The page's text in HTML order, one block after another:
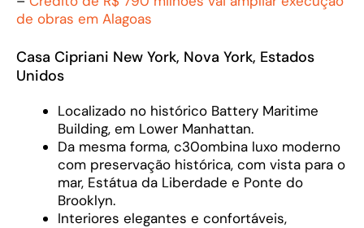
de obras em Alagoas
Casa Cipriani New York, Nova York, Estados
Unidos
Localizado no histórico Battery Maritime
Building, em Lower Manhattan.
Da mesma forma, c30ombina luxo moderno
com preservação histórica, com vista para o
mar, Estátua da Liberdade e Ponte do
Brooklyn.
Interiores elegantes e confortáveis,